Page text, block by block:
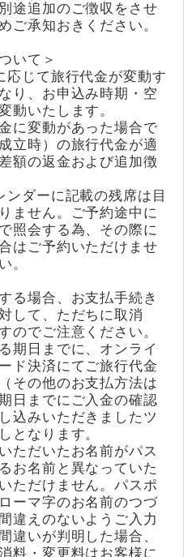
途追加のご徴収をさせ
ご承知おきください。
いて＞
応じて旅行代金が変動す
り、お申込み時期・空
動いたします。
に変動があった場合で
立時）の旅行代金が適
額の返金および追加徴
ダーに記載の残席は目
ません。ご予約途中に
照会する為、その際に
はご予約いただけませ
。
る場合、お支払手続き
して、ただちに取消
のでご注意ください。
期日までに、オンライ
ド決済にてご旅行代金
その他のお支払方法は
日までにご入金の確認
込みいただきましたツ
となります。
ただいたお名前がパス
お名前と異なっていた
ただけません。パスポ
ーマ字のお名前のつづ
違えのないようご入力
違いが判明した場合、
料・変更料はお客様に